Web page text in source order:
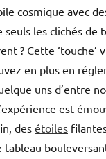
cosmique avec
seuls les clichés de
? Cette ‘touche’
en plus en
uns d’entre
est
des étoiles
tableau